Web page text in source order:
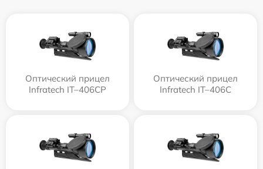
Оптический прицел
Infratech IT–406СP
Оптический прицел
Infratech IT–406С